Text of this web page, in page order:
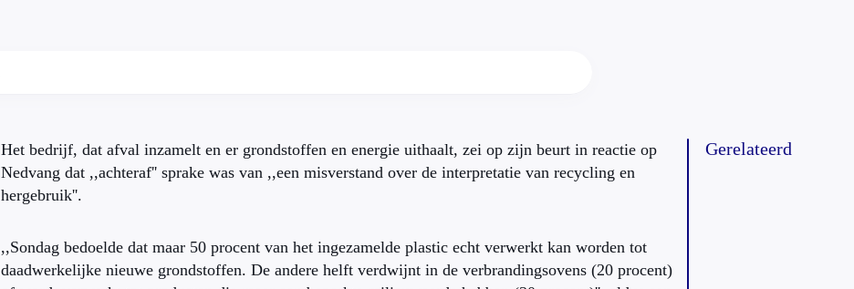
Het bedrijf, dat afval inzamelt en er grondstoffen en energie uithaalt, zei op zijn beurt in reactie op
Nedvang dat ,,achteraf'' sprake was van ,,een misverstand over de interpretatie van recycling en
hergebruik''.
,,Sondag bedoelde dat maar 50 procent van het ingezamelde plastic echt verwerkt kan worden tot
daadwerkelijke nieuwe grondstoffen. De andere helft verdwijnt in de verbrandingsovens (20 procent)
Gerelateerd